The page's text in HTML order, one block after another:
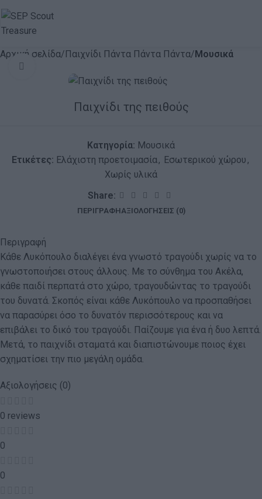
Αρχική σελίδα Παιχνίδι Πάντα Πάντα Πάντα Μουσικά
Παιχνίδι της πειθούς
Κατηγορία: Μουσικά
Ετικέτες: Ελάχιστη προετοιμασία, Εσωτερικού χώρου ,
Χωρίς υλικά
Share:
ΠΕΡΙΓΡΑΦΉΑΞΙΟΛΟΓΉΣΕΙΣ (0)
Περιγραφή
Κάθε Λυκόπουλο διαλέγει ένα γνωστό τραγούδι χωρίς να το
γνωστοποιήσει στους άλλους. Με το σύνθημα του Ακέλα,
κάθε παιδί περπατά στο χώρο, τραγουδώντας το τραγούδι
του δυνατά. Σκοπός είναι κάθε Λυκόπουλο να προσπαθήσει
να παρασύρει όσο το δυνατόν περισσότερους και να
επιβάλει το δικό του τραγούδι. Παίζουμε για ένα ή δυο λεπτά.
Μετά, το παιχνίδι σταματά και διαπιστώνουμε ποιος έχει
σχηματίσει την πιο μεγάλη ομάδα.
Αξιολογήσεις (0)
0 reviews
0
0